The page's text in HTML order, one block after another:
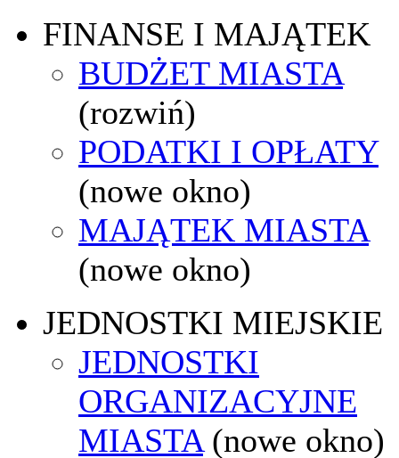
FINANSE I MAJĄTEK
BUDŻET MIASTA
(rozwiń)
PODATKI I OPŁATY
(nowe okno)
MAJĄTEK MIASTA
(nowe okno)
JEDNOSTKI MIEJSKIE
JEDNOSTKI
ORGANIZACYJNE
MIASTA (nowe okno)